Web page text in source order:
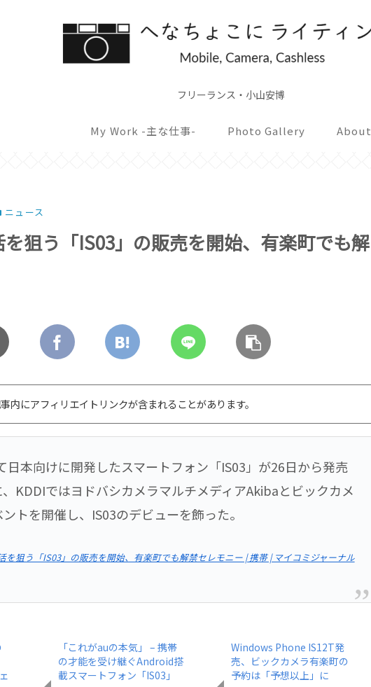
フリーランス・小山安博
My Work -主な仕事- Photo Gallery About
ニュース
狙う「IS03」の販売を開始、有楽町でも解
内にアフィリエイトリンクが含まれることがあります。
日本向けに開発したスマートフォン「IS03」が26日から発売
KDDIではヨドバシカメラマルチメディアAkibaとビックカメ
トを開催し、IS03のデビューを飾った。
を狙う「IS03」の販売を開始、有楽町でも解禁セレモニー | 携帯 | マイコミジャーナル
「これがauの本気」 – 携帯
の才能を受け継ぐAndroid搭
載スマートフォン「IS03」
Windows Phone IS12T発
売、ビックカメラ有楽町の
予約は「予想以上」に